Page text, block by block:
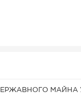
МАЙНА